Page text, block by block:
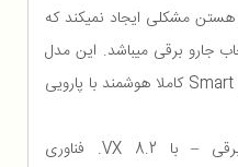
مشکلی ایجاد نمیکند که
جارو برقی میباشد. این مدل
جارو برقی دارای یک سیستم موتور Smart کاملا هوشمند با پارویی
تعریف مجدد تمیز کردن جاروبرقی – با VX 8.2. فناوری